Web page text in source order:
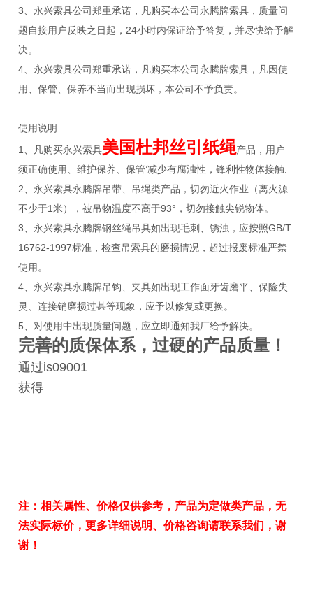
3、永兴索具公司郑重承诺，凡购买本公司永腾牌索具，质量问
题自接用户反映之日起，24小时内保证给予答复，并尽快给予解
决。
4、永兴索具公司郑重承诺，凡购买本公司永腾牌索具，凡因使
用、保管、保养不当而出现损坏，本公司不予负责。
使用说明
1、凡购买永兴索具美国杜邦丝引纸绳产品，用户
须正确使用、维护保养、保管’减少有腐浊性，锋利性物体接触.
2、永兴索具永腾牌吊带、吊绳类产品，切勿近火作业（离火源
不少于1米），被吊物温度不高于93°，切勿接触尖锐物体。
3、永兴索具永腾牌钢丝绳吊具如出现毛刺、锈浊，应按照GB/T
16762-1997标准，检查吊索具的磨损情况，超过报废标准严禁
使用。
4、永兴索具永腾牌吊钩、夹具如出现工作面牙齿磨平、保险失
灵、连接销磨损过甚等现象，应予以修复或更换。
5、对使用中出现质量问题，应立即通知我厂给予解决。
完善的质保体系，过硬的产品质量！
通过is09001
获得
注：相关属性、价格仅供参考，产品为定做类产品，无
法实际标价，更多详细说明、价格咨询请联系我们，谢
谢！